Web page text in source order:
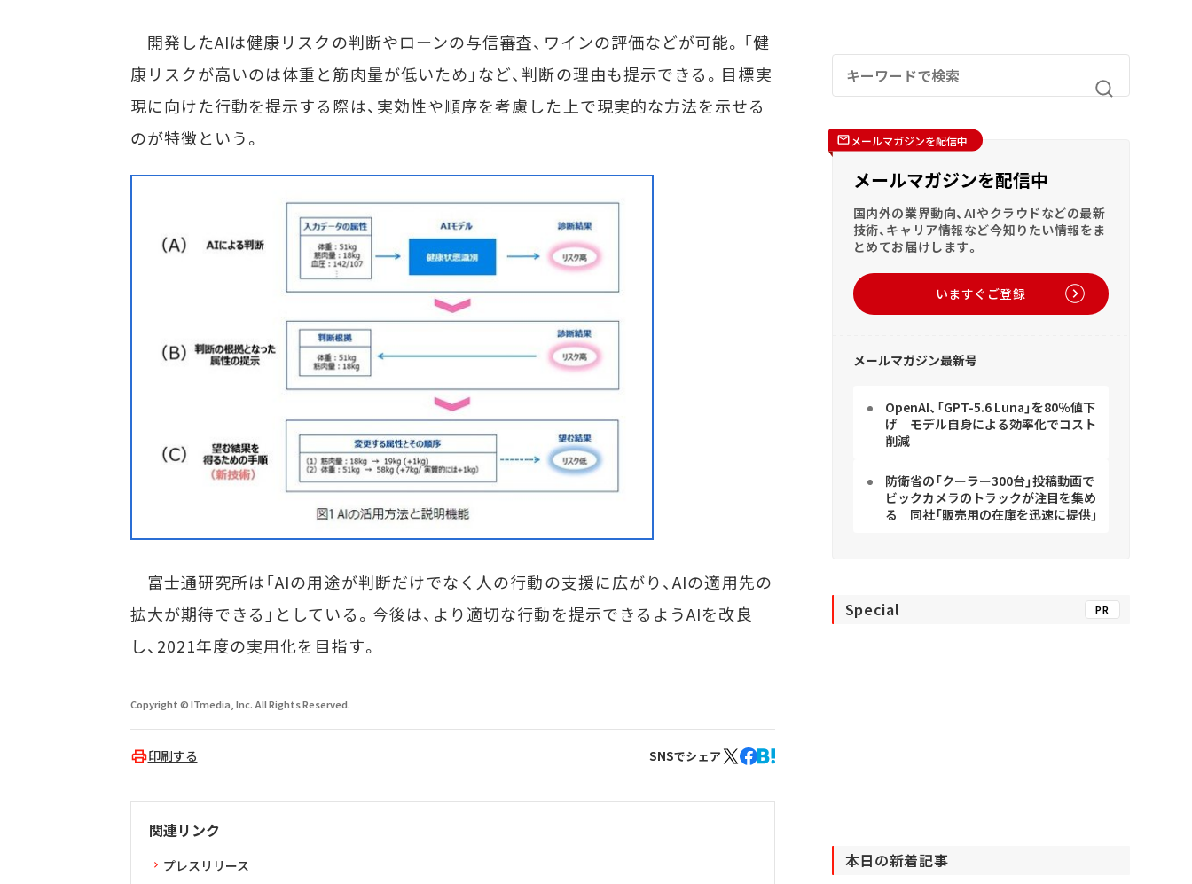
開発したAIは健康リスクの判断やローンの与信審査、ワインの評価などが可能。「健
康リスクが高いのは体重と筋肉量が低いため」など、判断の理由も提示できる。目標実
現に向けた行動を提示する際は、実効性や順序を考慮した上で現実的な方法を示せる
のが特徴という。
富士通研究所は「AIの用途が判断だけでなく人の行動の支援に広がり、AIの適用先の
拡大が期待できる」としている。今後は、より適切な行動を提示できるようAIを改良
し、2021年度の実用化を目指す。
Copyright © ITmedia, Inc. All Rights Reserved.
印刷する SNSでシェア
関連リンク
プレスリリース
メールマガジンを配信中
メールマガジンを配信中
国内外の業界動向、AIやクラウドなどの最新
技術、キャリア情報など今知りたい情報をま
とめてお届けします。
いますぐご登録
メールマガジン最新号
OpenAI、「GPT-5.6 Luna」を80％値下
げ モデル自身による効率化でコスト
削減
防衛省の「クーラー300台」投稿動画で
ビックカメラのトラックが注目を集め
る 同社「販売用の在庫を迅速に提供」
Special PR
本日の新着記事